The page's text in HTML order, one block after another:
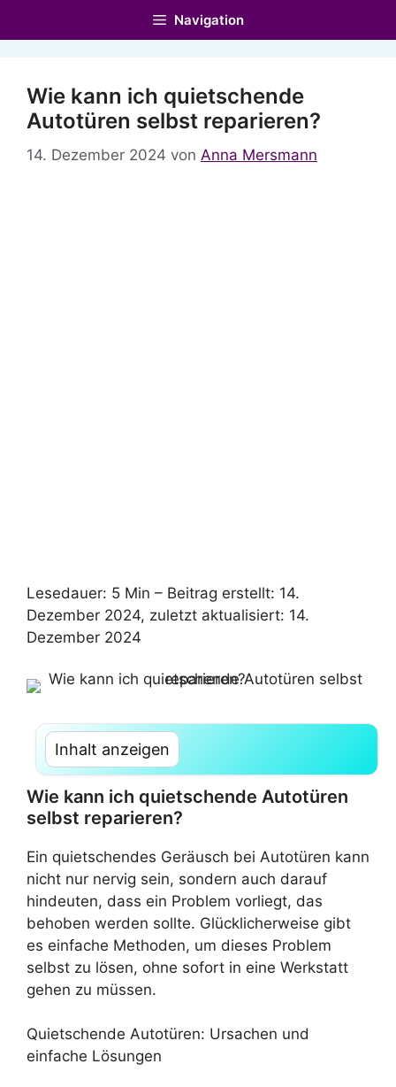
Navigation
Wie kann ich quietschende
Autotüren selbst reparieren?
14. Dezember 2024 von Anna Mersmann
Lesedauer: 5 Min – Beitrag erstellt: 14.
Dezember 2024, zuletzt aktualisiert: 14.
Dezember 2024
Inhalt anzeigen
Wie kann ich quietschende Autotüren
selbst reparieren?
Ein quietschendes Geräusch bei Autotüren kann
nicht nur nervig sein, sondern auch darauf
hindeuten, dass ein Problem vorliegt, das
behoben werden sollte. Glücklicherweise gibt
es einfache Methoden, um dieses Problem
selbst zu lösen, ohne sofort in eine Werkstatt
gehen zu müssen.
Quietschende Autotüren: Ursachen und
einfache Lösungen